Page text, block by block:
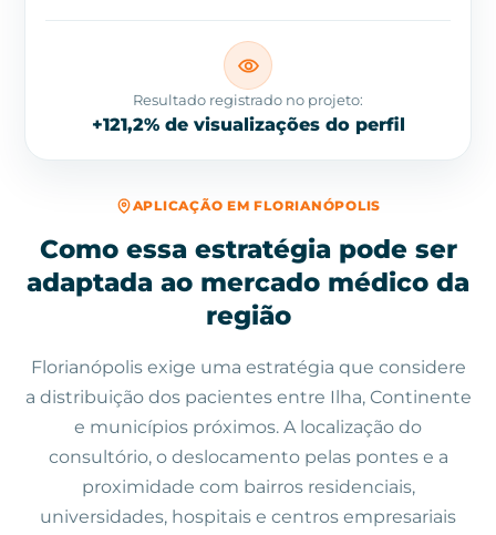
Resultado registrado no projeto:
+121,2% de visualizações do perfil
APLICAÇÃO EM FLORIANÓPOLIS
Como essa estratégia pode ser
adaptada ao mercado médico da
região
Florianópolis exige uma estratégia que considere
a distribuição dos pacientes entre Ilha, Continente
e municípios próximos. A localização do
consultório, o deslocamento pelas pontes e a
proximidade com bairros residenciais,
universidades, hospitais e centros empresariais